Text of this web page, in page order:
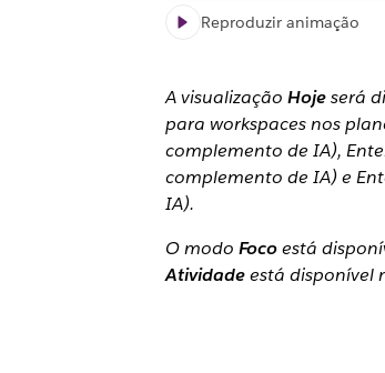
Reproduzir animação
A visualização Hojeserá
para workspaces nos
complemento de IA),
complemento de IA) e
IA).
O modo Focoestá
Atividadeestá disponível